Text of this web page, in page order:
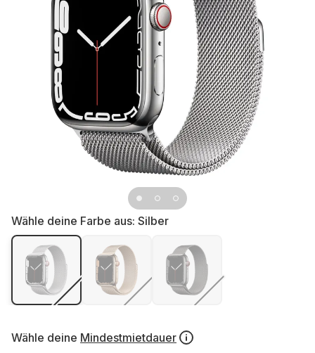
Wähle deine Farbe aus: Silber
Wähle deine Mindestmietdauer